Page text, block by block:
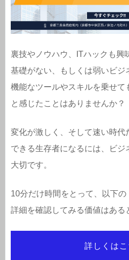
裏技やノウハウ、ITハックも興
基礎がない、もしくは弱いビジ
機能なツールやスキルを乗せて
と感じたことはありませんか？
変化が激しく、そして速い時代
できる生存者になるには、ビジ
大切です。
10分だけ時間をとって、以下
詳細を確認してみる価値はある
詳しくはこ